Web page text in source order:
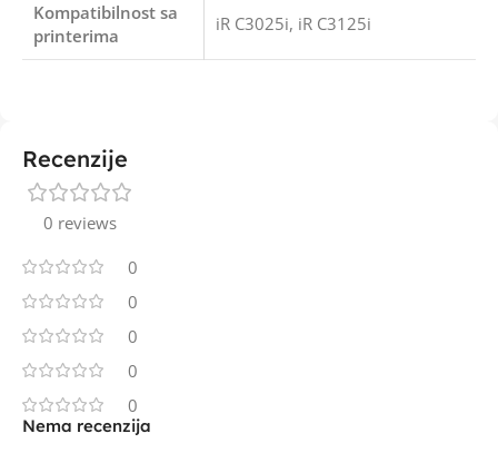
Kompatibilnost sa
printerima
iR C3025i, iR C3125i
Recenzije
0 reviews
0
0
0
0
0
Nema recenzija